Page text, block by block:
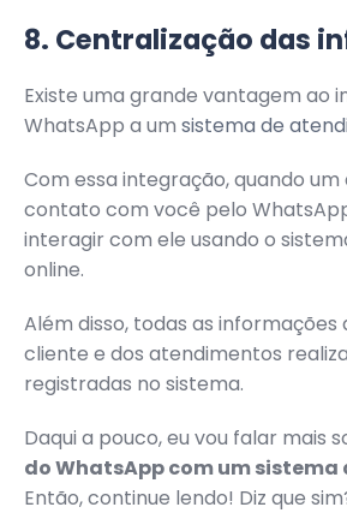
8. Centralização das
Existe uma grande vantagem ao
WhatsApp a um sistema de
Com essa integração, quando
contato com você pelo
interagir com ele usando o
online.
Além disso, todas as informações
cliente e dos atendimentos
registradas no sistema.
Daqui a pouco, eu vou falar mais
do WhatsApp com um
Então, continue lendo! Diz que